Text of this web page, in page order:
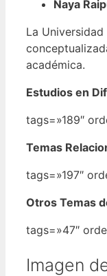
Naya
La
académica.
Estudios en
tags=»189″
Temas
tags=»197″
Otros Temas
tags=»47″
Imagen